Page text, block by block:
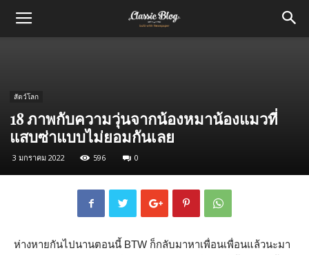
สัตว์โลก
18 ภาพกับความวุ่นจากน้องหมาน้องแมวที่
แสบซ่าแบบไม่ยอมกันเลย
3 มกราคม 2022 596 0
ห่างหายกันไปนานตอนนี้ BTW ก็กลับมาหาเพื่อนเพื่อนแล้วนะมา